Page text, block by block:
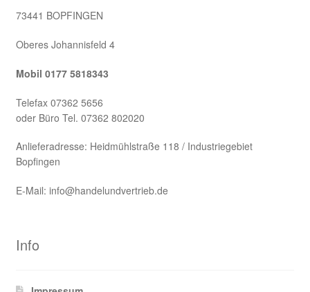
73441 BOPFINGEN
Oberes Johannisfeld 4
Mobil 0177 5818343
Telefax 07362 5656
oder Büro Tel. 07362 802020
Anlieferadresse: Heidmühlstraße 118 / Industriegebiet
Bopfingen
E-Mail: info@handelundvertrieb.de
Info